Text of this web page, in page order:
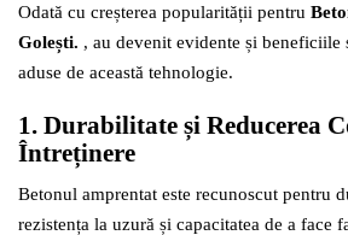
Odată cu creșterea popularității pentru
Golești. , au devenit evidente și beneficiile
aduse de această tehnologie.
1. Durabilitate și Reducerea
Întreținere
Betonul amprentat este recunoscut pentru
rezistența la uzură și capacitatea de a face